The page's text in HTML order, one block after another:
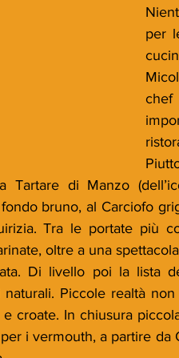
per
chef
Tartare di Manzo
bruno, al Carciofo
Tra le portate più
oltre a una
Di livello poi la lista
Piccole realtà
croate. In chiusura
i vermouth, a partire da